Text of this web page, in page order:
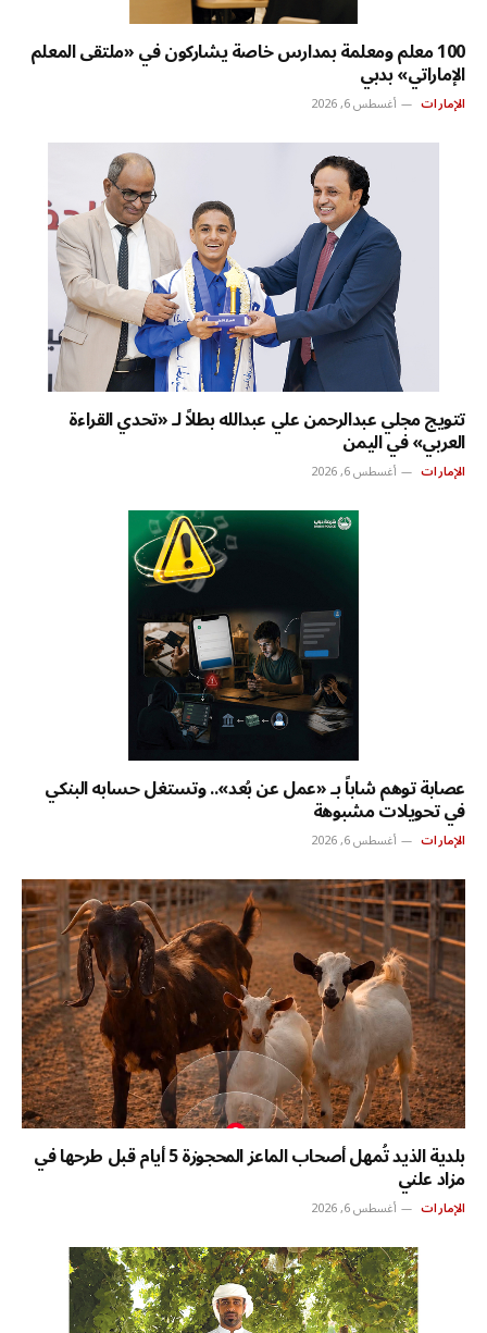
100 معلم ومعلمة بمدارس خاصة يشاركون في «ملتقى المعلم
الإماراتي» بدبي
الإمارات أغسطس 6, 2026
تتويج مجلي عبدالرحمن علي عبدالله بطلاً لـ «تحدي القراءة
العربي» في اليمن
الإمارات أغسطس 6, 2026
عصابة توهم شاباً بـ «عمل عن بُعد».. وتستغل حسابه البنكي
في تحويلات مشبوهة
الإمارات أغسطس 6, 2026
بلدية الذيد تُمهل أصحاب الماعز المحجوزة 5 أيام قبل طرحها في
مزاد علني
الإمارات أغسطس 6, 2026